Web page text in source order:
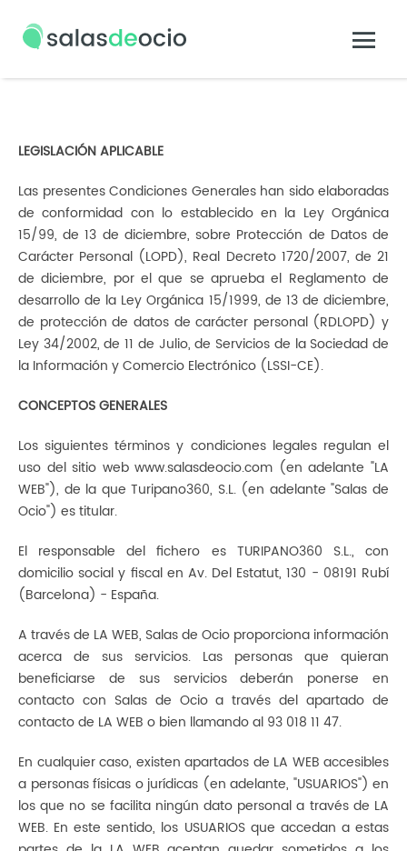
LEGISLACIÓN APLICABLE
Las presentes Condiciones Generales han sido elaboradas
de conformidad con lo establecido en la Ley Orgánica
15/99, de 13 de diciembre, sobre Protección de Datos de
Carácter Personal (LOPD), Real Decreto 1720/2007, de 21
de diciembre, por el que se aprueba el Reglamento de
desarrollo de la Ley Orgánica 15/1999, de 13 de diciembre,
de protección de datos de carácter personal (RDLOPD) y
Ley 34/2002, de 11 de Julio, de Servicios de la Sociedad de
la Información y Comercio Electrónico (LSSI-CE).
CONCEPTOS GENERALES
Los siguientes términos y condiciones legales regulan el
uso del sitio web www.salasdeocio.com (en adelante "LA
WEB"), de la que Turipano360, S.L. (en adelante "Salas de
Ocio") es titular.
El responsable del fichero es TURIPANO360 S.L., con
domicilio social y fiscal en Av. Del Estatut, 130 - 08191 Rubí
(Barcelona) - España.
A través de LA WEB, Salas de Ocio proporciona información
acerca de sus servicios. Las personas que quieran
beneficiarse de sus servicios deberán ponerse en
contacto con Salas de Ocio a través del apartado de
contacto de LA WEB o bien llamando al 93 018 11 47.
En cualquier caso, existen apartados de LA WEB accesibles
a personas físicas o jurídicas (en adelante, "USUARIOS") en
los que no se facilita ningún dato personal a través de LA
WEB. En este sentido, los USUARIOS que accedan a estas